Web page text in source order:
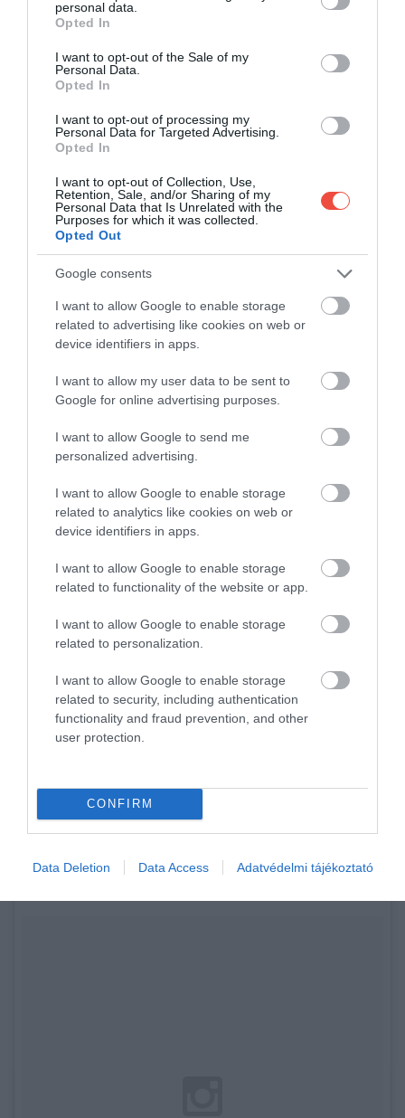
grant or deny consent to Google and its third-party tags to
use your data for below specified purposes in below Google
consent section.
personal data.
Opted In
I want to opt-out of the Sale of my
Personal Data.
Opted In
I want to opt-out of processing my
Personal Data for Targeted Advertising.
Opted In
I want to opt-out of Collection, Use,
Retention, Sale, and/or Sharing of my
Personal Data that Is Unrelated with the
Purposes for which it was collected.
Opted Out
Google consents
I want to allow Google to enable storage
related to advertising like cookies on web or
device identifiers in apps.
I want to allow my user data to be sent to
Google for online advertising purposes.
I want to allow Google to send me
personalized advertising.
I want to allow Google to enable storage
related to analytics like cookies on web or
device identifiers in apps.
I want to allow Google to enable storage
related to functionality of the website or app.
I want to allow Google to enable storage
related to personalization.
I want to allow Google to enable storage
related to security, including authentication
functionality and fraud prevention, and other
user protection.
CONFIRM
Data Deletion Data Access Adatvédelmi tájékoztató
Shutterstock
A vonat a teljes szakaszon összesen 182 alagúton
halad keresztül, melyek közül a leghosszabb több
mint 10 kilométeres. Az útvonal érinti Norvégia
legmagasabban fekvő vasútállomását (Finse
pályaudvara 1222 méterrel található a tengerszint
felett - a szerk.), a csodálatos Hardangervidda
fennsíkot, a Tyrifjorden nevű tavat vagy épp a világ
legnagyobb síugrósáncát, a Vikersundbakkent.
Arról nem is beszélve, hogy a szemfülesek sarki
rókákat, hóbaglyokat vagy akár rénszarvasokat is
Ezt is figyelmedbe ajánljuk:
Európa
legrövidebb vasútvonala, ami mindössze 3
Shutterstock